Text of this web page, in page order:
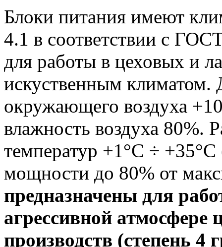
Блоки питания имеют
4.1 в соответствии с
для работы в цеховых и
искуственным климатом.
окружающего воздуха
влажность воздуха 80%.
температур +1°С ÷
мощности до 80% от
предназначены для
агрессивной атмосфере
производств (степень